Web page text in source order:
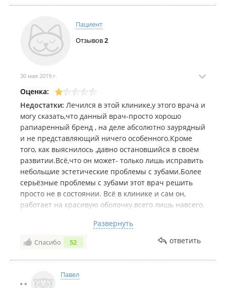
концов , может что интересное найдёте !
Пациент
Отзывов2
30 мая 2019 г.
Оценка:
Недостатки: Лечился в этой клинике,у этого врача и
могу сказать,что данный врач-просто хорошо
рапиаренный бренд , на деле абсолютно заурядный
и не представляющий ничего особенного.Кроме
того, как выяснилось ,давно остановшийся в своём
развитии.Всё,что он может- только лишь исправить
небольшие эстетические проблемы с зубами.Более
серьёзные проблемы с зубами этот врач решить
просто не в состоянии. Всё в клинике и сам он,
работает на красивую оболочку.всего лишь навсего.
отношение к здоровью пациента.Очень
сожалею,что повёлся на рекламу,в результате чего
потерял время ,деньги и кучу нервов. Совет тем,кто
выбирает себе врача-никогда не ведитесь на
высокую стоимость услуг. Я повелся.Думал, если так
дорого лечит-значит качественно.К сожалению,
Развернуть
Спасибо 52 ответить
Павел